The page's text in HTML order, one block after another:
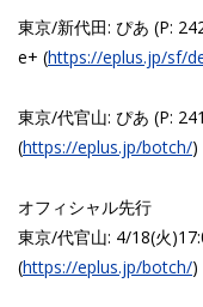
東京/新代田: ぴあ (P:
e+ (https://eplus.jp/sf/
東京/代官山: ぴあ (P:
(https://eplus.jp/botch/)
オフィシャル先行
東京/代官山: 4/18(火
(https://eplus.jp/botch/)